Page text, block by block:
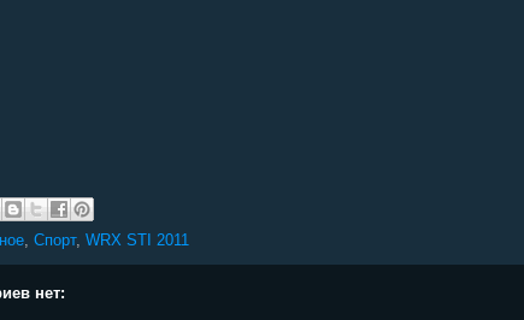
, Спорт, WRX STI 2011
нет: